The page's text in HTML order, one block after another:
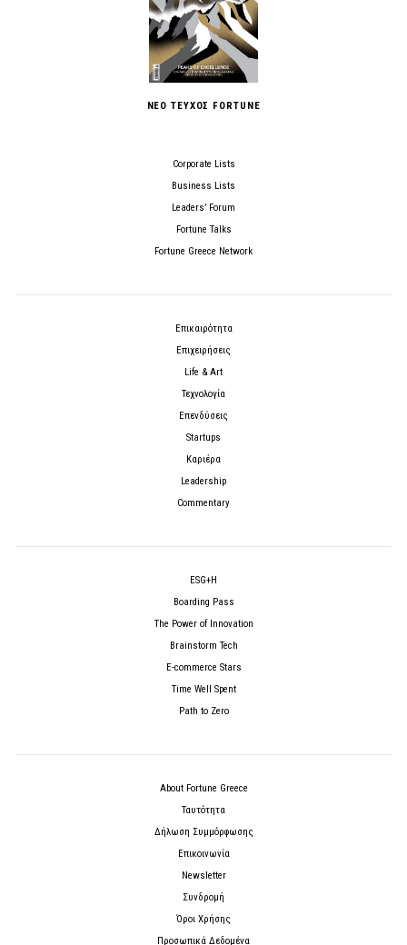
ΝΕΟ ΤΕΥΧΟΣ FORTUNE
Corporate Lists
Business Lists
Leaders’ Forum
Fortune Talks
Fortune Greece Network
Επικαιρότητα
Επιχειρήσεις
Life & Art
Τεχνολογία
Επενδύσεις
Startups
Καριέρα
Leadership
Commentary
ESG+H
Boarding Pass
The Power of Innovation
Brainstorm Tech
E-commerce Stars
Time Well Spent
Path to Zero
About Fortune Greece
Ταυτότητα
Δήλωση Συμμόρφωσης
Επικοινωνία
Newsletter
Συνδρομή
Όροι Χρήσης
Προσωπικά Δεδομένα